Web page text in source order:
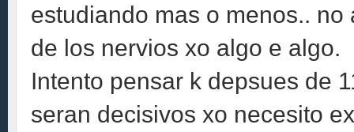
estudiando mas o menos..
de los nervios xo algo e algo.
Intento pensar k depsues de
seran decisivos xo necesito